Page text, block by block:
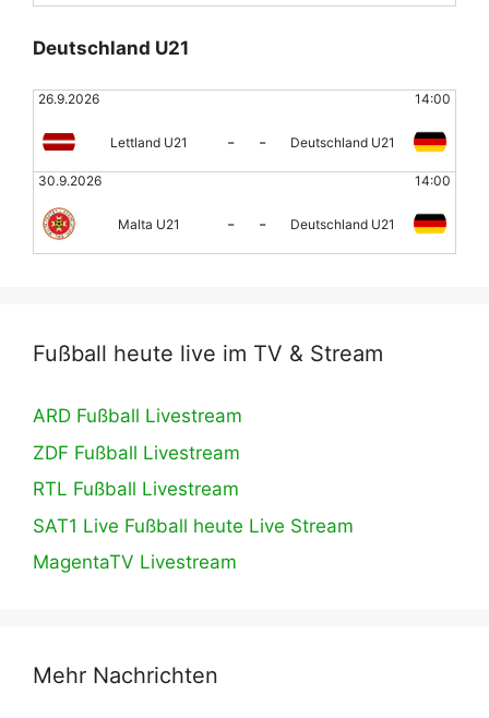
Deutschland U21
26.9.2026 14:00
Lettland U21 - - Deutschland U21
30.9.2026 14:00
Malta U21 - - Deutschland U21
Fußball heute live im TV & Stream
ARD Fußball Livestream
ZDF Fußball Livestream
RTL Fußball Livestream
SAT1 Live Fußball heute Live Stream
MagentaTV Livestream
Mehr Nachrichten